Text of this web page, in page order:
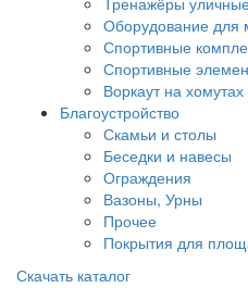
Оборудование
Спортивные
Спортивные
Воркаут на хомутах
Благоустройство
Скамьи и столы
Беседки и навесы
Ограждения
Вазоны, Урны
Прочее
Покрытия для
Скачать каталог